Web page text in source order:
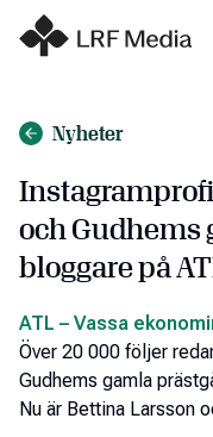
Nyheter
och Gudhems
bloggare på
ATL – Vassa
Över 20 000 följer
Gudhems gamla
Nu är Bettina Larsson